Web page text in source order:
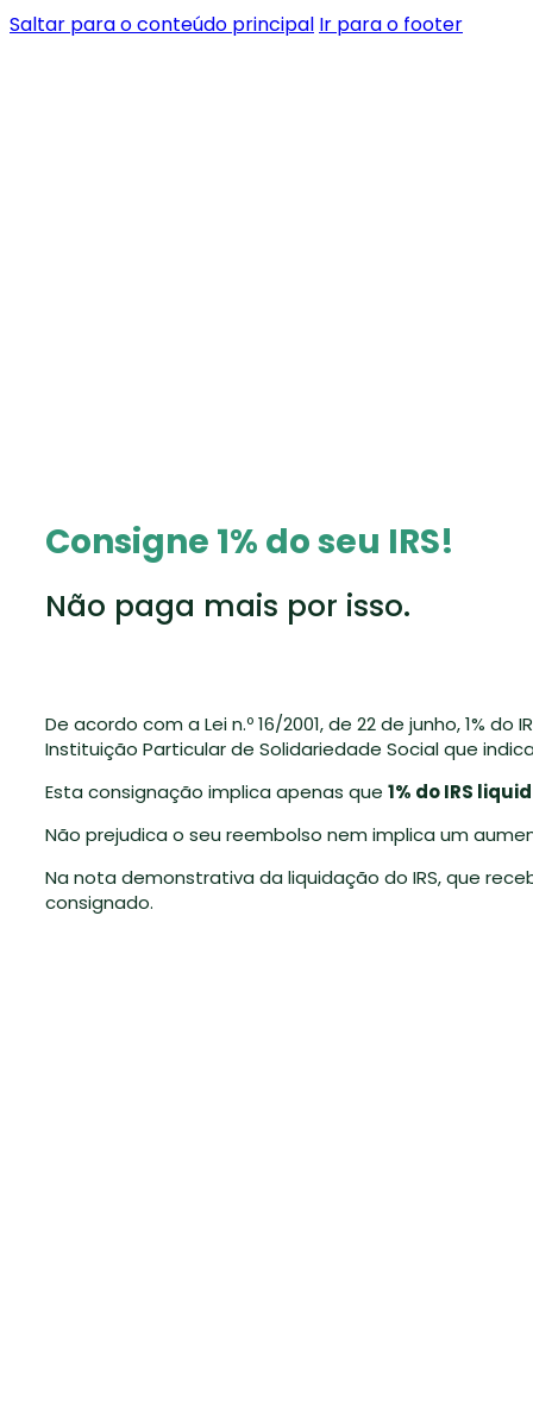
Saltar para o conteúdo principal Ir para o footer
Consigne 1% do seu IRS!
Não paga mais por isso.
De acordo com a Lei n.º 16/2001, de 22 de junho, 1%
Instituição Particular de Solidariedade Social que
Esta consignação implica apenas que 1% do IRS
Não prejudica o seu reembolso nem implica um
Na nota demonstrativa da liquidação do IRS, que
consignado.